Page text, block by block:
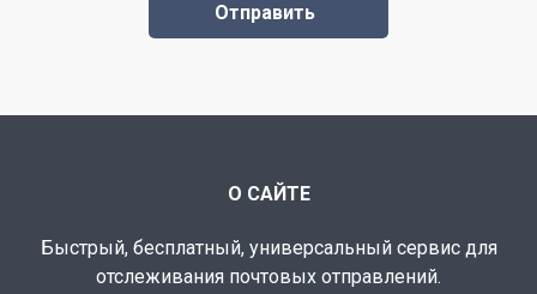
О САЙТЕ
Быстрый, бесплатный, универсальный сервис для
отслеживания почтовых отправлений.